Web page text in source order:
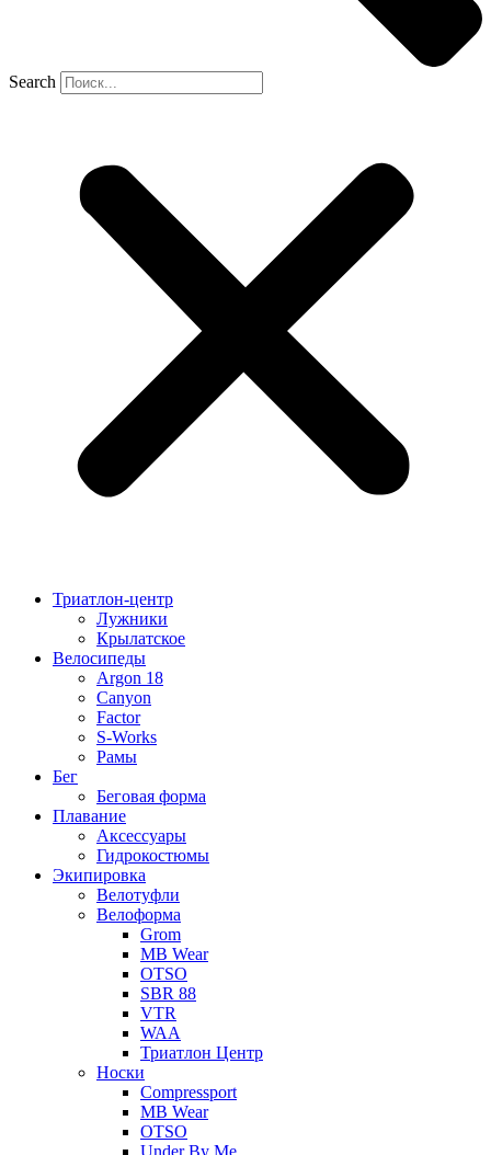
Search
Триатлон-центр
Лужники
Крылатское
Велосипеды
Argon 18
Canyon
Factor
S-Works
Рамы
Бег
Беговая форма
Плавание
Аксессуары
Гидрокостюмы
Экипировка
Велотуфли
Велоформа
Grom
MB Wear
OTSO
SBR 88
VTR
WAA
Триатлон Центр
Носки
Compressport
MB Wear
OTSO
Under By Me